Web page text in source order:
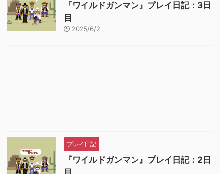
『ワイルドガンマン』プレイ日記：3日
目
2025/6/2
プレイ日記
『ワイルドガンマン』プレイ日記：2日
目